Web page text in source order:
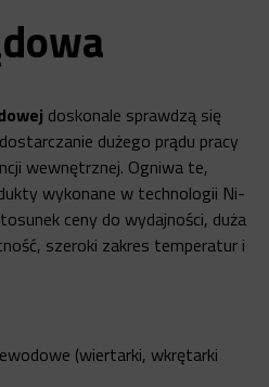
doskonale sprawdzą się
dużego prądu pracy
wewnętrznej. Ogniwa te,
wykonane w technologii Ni-
ceny do wydajności, duża
szeroki zakres temperatur i
(wiertarki, wkrętarki